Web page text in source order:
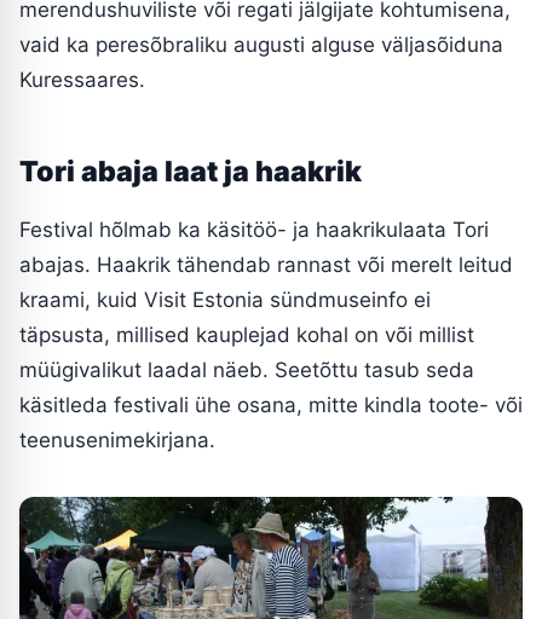
merendushuviliste või regati jälgijate kohtumisena,
vaid ka peresõbraliku augusti alguse väljasõiduna
Kuressaares.
Tori abaja laat ja haakrik
Festival hõlmab ka käsitöö- ja haakrikulaata Tori
abajas. Haakrik tähendab rannast või merelt leitud
kraami, kuid Visit Estonia sündmuseinfo ei
täpsusta, millised kauplejad kohal on või millist
müügivalikut laadal näeb. Seetõttu tasub seda
käsitleda festivali ühe osana, mitte kindla toote- või
teenusenimekirjana.